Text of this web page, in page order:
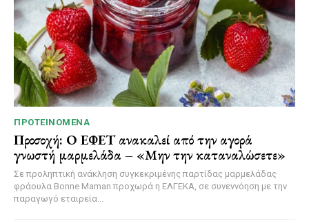
ΠΡΟΤΕΙΝΌΜΕΝΑ
Προσοχή: Ο ΕΦΕΤ ανακαλεί από την αγορά
γνωστή μαρμελάδα – «Μην την καταναλώσετε»
Σε προληπτική ανάκληση συγκεκριμένης παρτίδας μαρμελάδας
φράουλα Bonne Maman προχωρά η ΕΛΓΕΚΑ, σε συνεννόηση με την
παραγωγό εταιρεία...